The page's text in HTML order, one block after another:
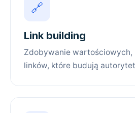
🔗
Link building
Zdobywanie wartościowych,
linków, które budują